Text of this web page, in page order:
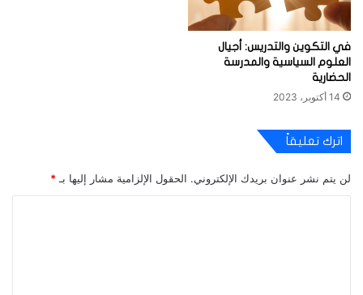
في التكوين والتدريس: أجيال
العلوم السياسية والمدرسة
الحضارية
14 أكتوبر، 2023
اترك تعليقاً
لن يتم نشر عنوان بريدك الإلكتروني. الحقول الإلزامية مشار إليها بـ *